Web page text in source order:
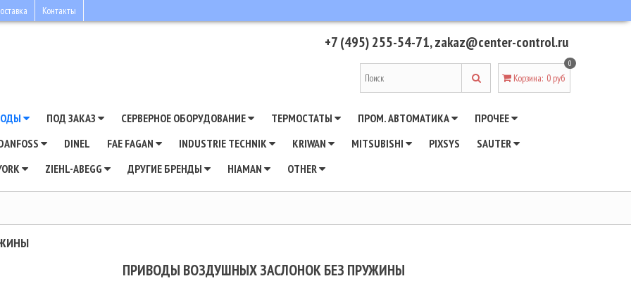
Контакты
+7 (495) 255-54-71,zakaz@center-control.ru
Корзина:
0
0 руб
ПОД ЗАКАЗ СЕРВЕРНОЕ ОБОРУДОВАНИЕ ТЕРМОСТАТЫ ПРОМ. АВТОМАТИКА
ПРОЧЕЕ
DINEL FAE FAGAN INDUSTRIE TECHNIK KRIWAN MITSUBISHI PIXSYS
SAUTER
ZIEHL-ABEGG ДРУГИЕ БРЕНДЫ HIAMAN OTHER
ПРИВОДЫ ВОЗДУШНЫХ ЗАСЛОНОК БЕЗ ПРУЖИНЫ